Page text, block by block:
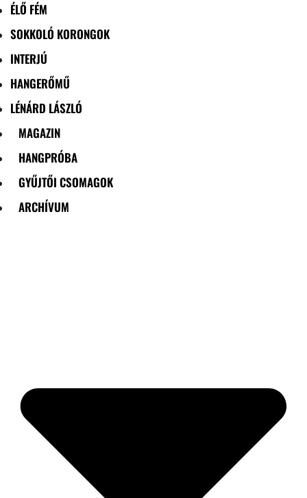
ÉLŐ FÉM
SOKKOLÓ KORONGOK
INTERJÚ
HANGERŐMŰ
LÉNÁRD LÁSZLÓ
MAGAZIN
HANGPRÓBA
GYŰJTŐI CSOMAGOK
ARCHÍVUM